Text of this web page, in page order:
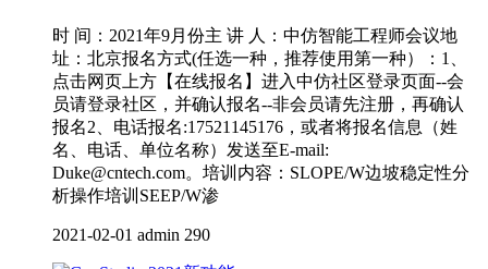
时 间：2021年9月份主 讲 人：中仿智能工程师会议地
址：北京报名方式(任选一种，推荐使用第一种）：1、
点击网页上方【在线报名】进入中仿社区登录页面--会
员请登录社区，并确认报名--非会员请先注册，再确认
报名2、电话报名:17521145176，或者将报名信息（姓
名、电话、单位名称）发送至E-mail:
Duke@cntech.com。培训内容：SLOPE/W边坡稳定性分
析操作培训SEEP/W渗
2021-02-01 admin 290